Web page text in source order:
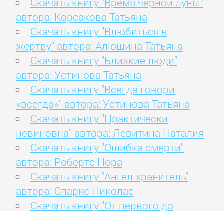
автора: Корсакова Татьяна
Скачать книгу "Влюбиться в
жертву" автора: Алюшина Татьяна
Скачать книгу "Близкие люди"
автора: Устинова Татьяна
Скачать книгу "Всегда говори
«всегда»" автора: Устинова Татьяна
Скачать книгу "Практически
невиновна" автора: Левитина Наталия
Скачать книгу "Ошибка смерти"
автора: Робертс Нора
Скачать книгу "Ангел-хранитель"
автора: Спаркс Николас
Скачать книгу "От первого до